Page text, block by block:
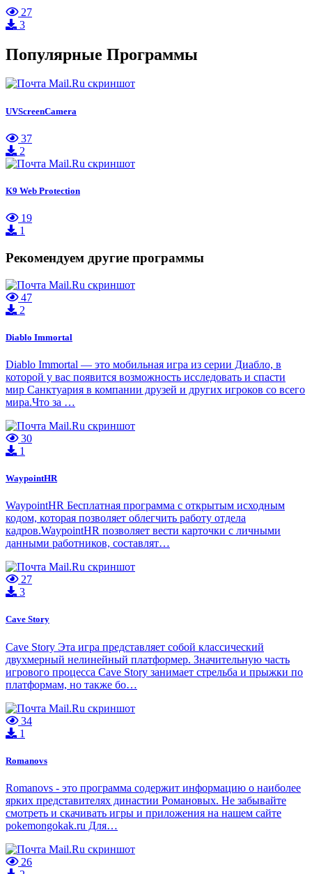
27
3
Популярные Программы
UVScreenCamera
37
2
K9 Web Protection
19
1
Рекомендуем другие программы
47
2
Diablo Immortal
Diablo Immortal — это мобильная игра из серии Диабло, в
которой у вас появится возможность исследовать и спасти
мир Санктуария в компании друзей и других игроков со всего
мира.Что за …
30
1
WaypointHR
WaypointHR Бесплатная программа с открытым исходным
кодом, которая позволяет облегчить работу отдела
кадров.WaypointHR позволяет вести карточки с личными
данными работников, составлят…
27
3
Cave Story
Cave Story Эта игра представляет собой классический
двухмерный нелинейный платформер. Значительную часть
игрового процесса Cave Story занимает стрельба и прыжки по
платформам, но также бо…
34
1
Romanovs
Romanovs - это программа содержит информацию о наиболее
ярких представителях династии Романовых. Не забывайте
смотреть и скачивать игры и приложения на нашем сайте
pokemongokak.ru Для…
26